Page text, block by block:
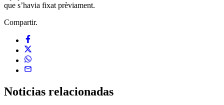
que s’havia fixat prèviament.
Compartir.
Noticias relacionadas